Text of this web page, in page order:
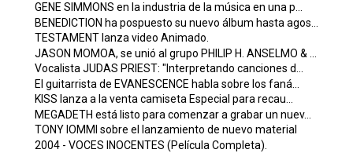
GENE SIMMONS en la industria de la música en una p...
BENEDICTION ha pospuesto su nuevo álbum hasta agos...
TESTAMENT lanza video Animado.
JASON MOMOA, se unió al grupo PHILIP H. ANSELMO & ...
Vocalista JUDAS PRIEST: "Interpretando canciones d...
El guitarrista de EVANESCENCE habla sobre los faná...
KISS lanza a la venta camiseta Especial para recau...
MEGADETH está listo para comenzar a grabar un nuev...
TONY IOMMI sobre el lanzamiento de nuevo material
2004 - VOCES INOCENTES (Película Completa).